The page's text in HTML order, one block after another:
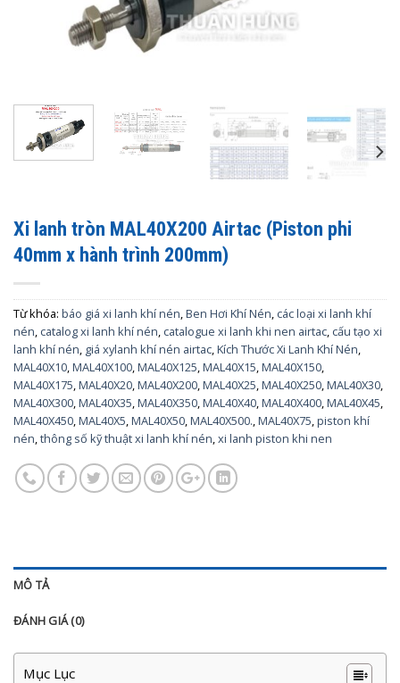
Xi lanh tròn MAL40X200 Airtac (Piston phi
40mm x hành trình 200mm)
Từ khóa: báo giá xi lanh khí nén,Ben Hơi Khí Nén, các loại xi lanh khí
nén, catalog xi lanh khí nén, catalogue xi lanh khi nen airtac, cấu tạo xi
lanh khí nén, giá xylanh khí nén airtac,Kích Thước Xi Lanh Khí Nén,
MAL40X10,MAL40X100,MAL40X125,MAL40X15,MAL40X150,
MAL40X175,MAL40X20,MAL40X200,MAL40X25,MAL40X250,MAL40X30,
MAL40X300,MAL40X35,MAL40X350,MAL40X40,MAL40X400,MAL40X45,
MAL40X450,MAL40X5,MAL40X50,MAL40X500.,MAL40X75,piston khí
nén,thông số kỹ thuật xi lanh khí nén,xi lanh piston khi nen
MÔ TẢ
ĐÁNH GIÁ (0)
Mục Lục